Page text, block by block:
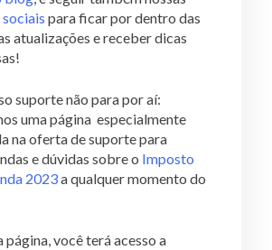
para ficar por dentro das
atualizações e receber dicas
suporte não para por aí:
uma página especialmente
na oferta de suporte para
e dúvidas sobre o Imposto
2023a qualquer momento do
página, você terá acesso a